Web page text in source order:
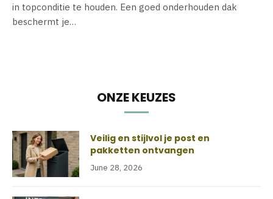
in topconditie te houden. Een goed onderhouden dak
beschermt je…
ONZE KEUZES
Veilig en stijlvol je post en
pakketten ontvangen
June 28, 2026